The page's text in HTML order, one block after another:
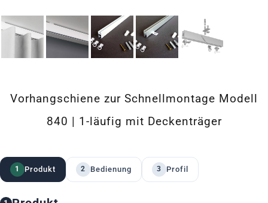
Vorhangschiene zur Schnellmontage Modell
840 | 1-läufig mit Deckenträger
1 Produkt 2 Bedienung 3 Profil